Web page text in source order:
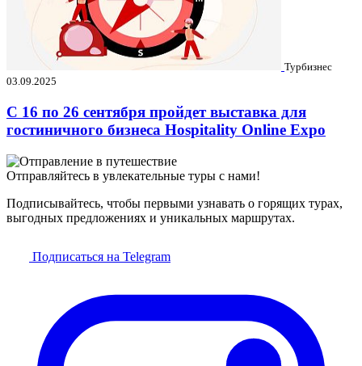
Турбизнес
03.09.2025
C 16 по 26 сентября пройдет выставка для
гостиничного бизнеса Hospitality Online Expo
Отправляйтесь в увлекательные туры с нами!
Подписывайтесь, чтобы первыми узнавать о горящих турах,
выгодных предложениях и уникальных маршрутах.
Подписаться на Telegram